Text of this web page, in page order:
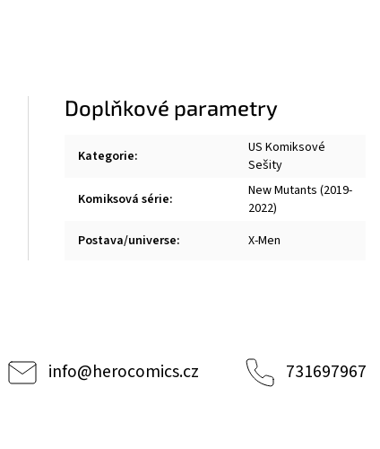
Doplňkové parametry
Kategorie:
US Komiksové
Sešity
Komiksová série:
New Mutants (2019-
2022)
Postava/universe: X-Men
info@herocomics.cz 731697967